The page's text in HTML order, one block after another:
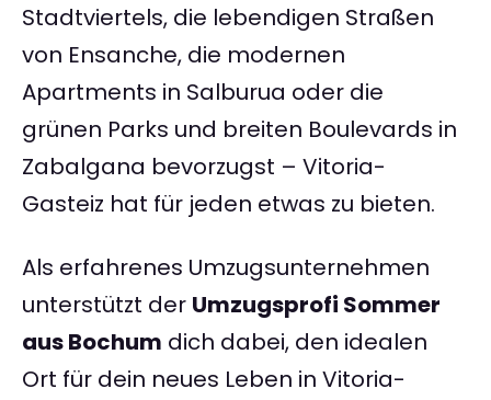
Stadtviertels, die lebendigen Straßen
von Ensanche, die modernen
Apartments in Salburua oder die
grünen Parks und breiten Boulevards in
Zabalgana bevorzugst – Vitoria-
Gasteiz hat für jeden etwas zu bieten.
Als erfahrenes Umzugsunternehmen
unterstützt der Umzugsprofi Sommer
aus Bochum dich dabei, den idealen
Ort für dein neues Leben in Vitoria-